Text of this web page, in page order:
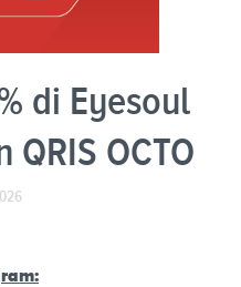
di Eyesoul
OCTO